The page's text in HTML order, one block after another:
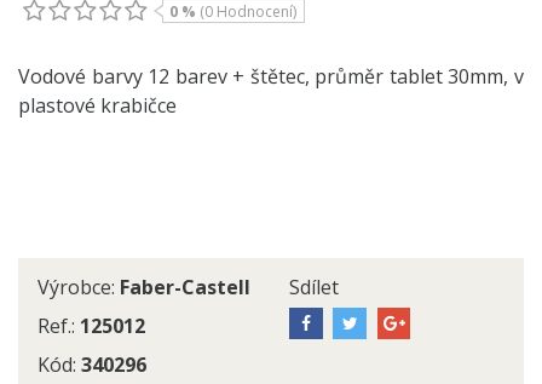
0 % (0 Hodnocení)
Vodové barvy 12 barev + štětec, průměr tablet 30mm, v
plastové krabičce
Výrobce: Faber-Castell
Ref.: 125012
Kód: 340296
Sdílet